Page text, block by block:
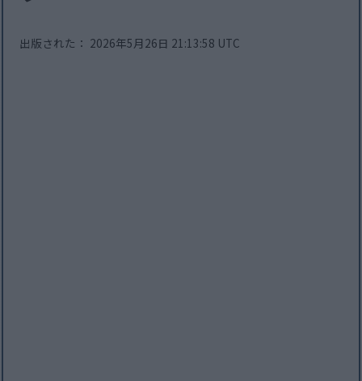
出版された： 2026年5月26日 21:13:58 UTC